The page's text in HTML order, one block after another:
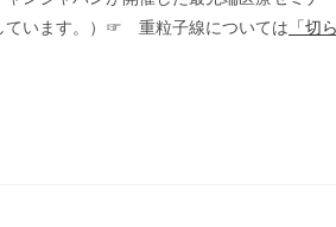
ています。）☞ 重粒子線については 「切ら